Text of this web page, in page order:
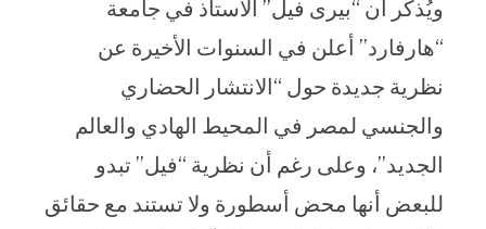
ويُذكر أن “بيرى فيل” الأستاذ في جامعة
“هارفارد” أعلن في السنوات الأخيرة عن
نظرية جديدة حول “الانتشار الحضاري
والجنسي لمصر في المحيط الهادي والعالم
الجديد”، وعلى رغم أن نظرية “فيل” تبدو
للبعض أنها محض أسطورة ولا تستند مع حقائق